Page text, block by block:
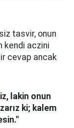
tasvir, onun
kendi aczini
cevap ancak
lakin onun
ki; kalem